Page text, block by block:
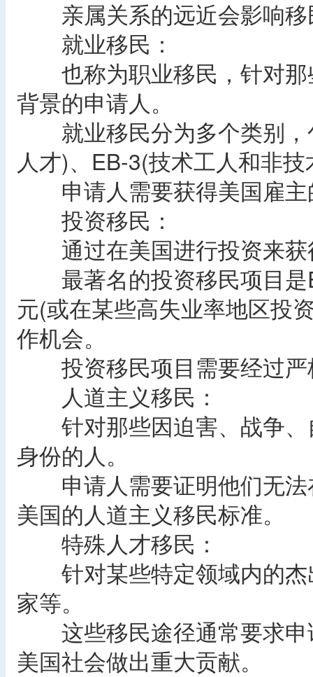
亲属关系的远近会影响移
‌就业移民‌：
也称为职业移民，针对那
背景的申请人。
就业移民分为多个类别，
人才)、EB-3(技术工人和非
申请人需要获得美国雇主
‌投资移民‌：
通过在美国进行投资来获
最著名的投资移民项目是
元(或在某些高失业率地区投
作机会。
投资移民项目需要经过严
‌人道主义移民‌：
针对那些因迫害、战争、
身份的人。
申请人需要证明他们无法
美国的人道主义移民标准。
‌特殊人才移民‌：
针对某些特定领域内的杰
家等。
这些移民途径通常要求申
美国社会做出重大贡献。